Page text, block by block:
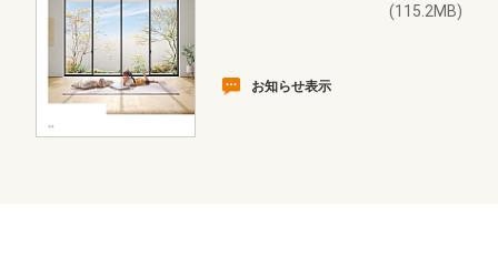
(115.2MB)
お知らせ表示